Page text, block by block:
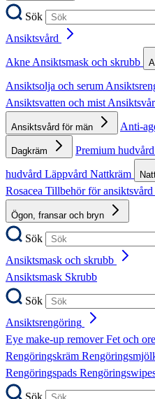
Sök
Ansiktsvård
AkneAnsiktsmask och skrubb
Ansiktsolja och serum
Ansiktsvatten och mist
Ansiktsvård för män Anti-
Dagkräm Premium hudvård
hudvård Läppvård Nattkräm
Rosacea Tillbehör för ansiktsvård
Ögon, fransar och bryn
Sök
Ansiktsmask och skrubb
Ansiktsmask Skrubb
Sök
Ansiktsrengöring
Eye make-up removerFet och
Rengöringskräm
Rengöringspads